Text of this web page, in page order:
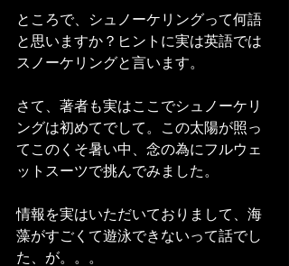
ところで、シュノーケリングって何語
と思いますか？ヒントに実は英語では
スノーケリングと言います。
さて、著者も実はここでシュノーケリ
ングは初めてでして。この太陽が照っ
てこのくそ暑い中、念の為にフルウェ
ットスーツで挑んでみました。
情報を実はいただいておりまして、海
藻がすごくて遊泳できないって話でし
た、が。。。